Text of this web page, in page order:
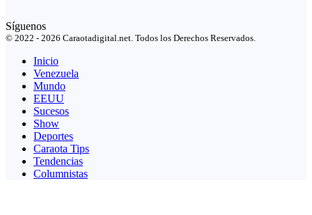
Síguenos
© 2022 - 2026 Caraotadigital.net. Todos los Derechos Reservados.
Inicio
Venezuela
Mundo
EEUU
Sucesos
Show
Deportes
Caraota Tips
Tendencias
Columnistas